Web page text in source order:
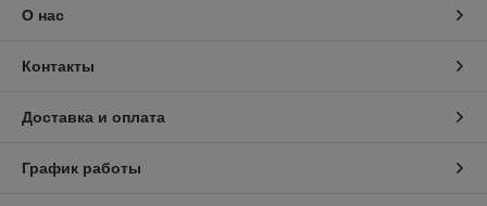
О нас
Контакты
Доставка и оплата
График работы